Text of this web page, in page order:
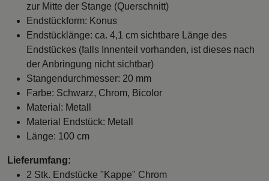
zur Mitte der Stange (Querschnitt)
Endstückform: Konus
Endstücklänge: ca. 4,1 cm sichtbare Länge des
Endstückes (falls Innenteil vorhanden, ist dieses nach
der Anbringung nicht sichtbar)
Stangendurchmesser: 20 mm
Farbe: Schwarz, Chrom, Bicolor
Material: Metall
Material Endstück: Metall
Länge: 100 cm
Lieferumfang:
2 Stk. Endstücke "Kappe" Chrom